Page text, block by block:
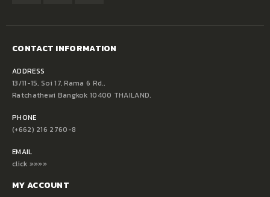
CONTACT INFORMATION
ADDRESS
13/11-15, Soi 17, Rama 6 Rd.,
Ratchathewi Bangkok 10400 THAILAND.
PHONE
(+662) 216 2760-8
EMAIL
click »»»»
MY ACCOUNT